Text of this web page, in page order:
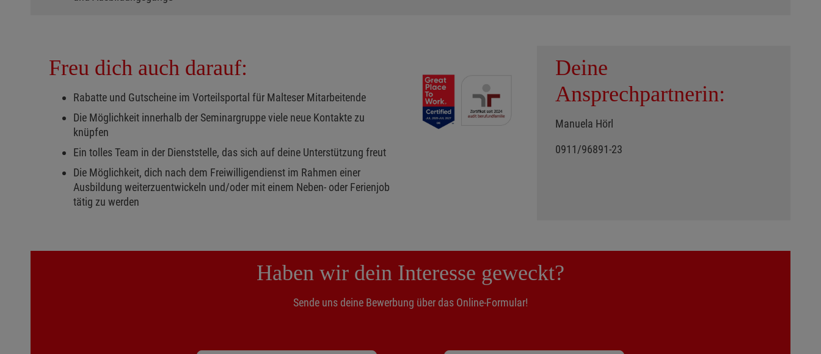
Freu dich auch darauf:
Rabatte und Gutscheine im Vorteilsportal für Malteser Mitarbeitende
Die Möglichkeit innerhalb der Seminargruppe viele neue Kontakte zu
knüpfen
Ein tolles Team in der Dienststelle, das sich auf deine Unterstützung freut
Die Möglichkeit, dich nach dem Freiwilligendienst im Rahmen einer
Ausbildung weiterzuentwickeln und/oder mit einem Neben- oder Ferienjob
tätig zu werden
Deine
Ansprechpartnerin:
Manuela Hörl
0911/96891-23
Haben wir dein Interesse geweckt?
Sende uns deine Bewerbung über das Online-Formular!